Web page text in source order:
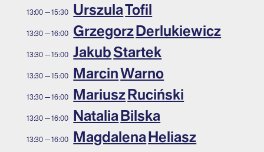
13:00 —15:30 UrszulaTofil
13:30 —16:00 GrzegorzDerlukiewicz
13:30 —15:00 JakubStartek
13:30 —15:00 MarcinWarno
13:30 —16:00 MariuszRuciński
13:30 —16:00 NataliaBilska
13:30 —16:00 MagdalenaHeliasz